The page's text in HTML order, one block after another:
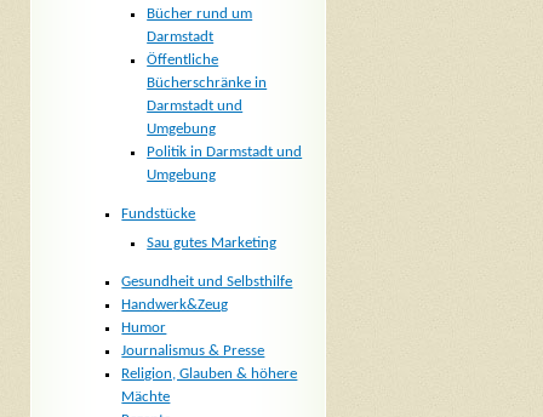
Bücher rund um
Darmstadt
Öffentliche
Bücherschränke in
Darmstadt und
Umgebung
Politik in Darmstadt und
Umgebung
Fundstücke
Sau gutes Marketing
Gesundheit und Selbsthilfe
Handwerk&Zeug
Humor
Journalismus & Presse
Religion, Glauben & höhere
Mächte